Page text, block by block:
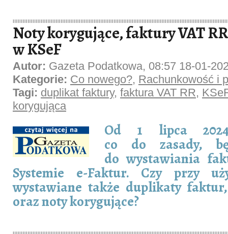
Noty korygujące, faktury VAT
w KSeF
Autor: Gazeta Podatkowa, 08:57 18-01-
Kategorie: Co nowego?, Rachunkowość i
Tagi: duplikat faktury, faktura VAT RR,
korygująca
Od 1 lipca
co do zasady,
do wystawiania
Systemie e-Faktur. Czy przy
wystawiane także duplikaty
oraz noty korygujące?